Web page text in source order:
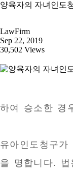
양육자의 자녀인도
LawFirm
Sep 22, 2019
30,502 Views
하여 승소한 경
유아인도청구
을 명합니다.